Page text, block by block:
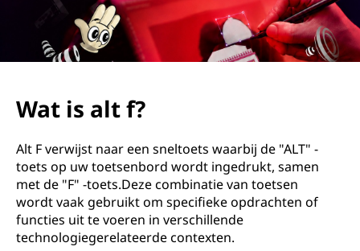
Meer informatie
Wat is alt f?
Alt F verwijst naar een sneltoets waarbij de "ALT" -
toets op uw toetsenbord wordt ingedrukt, samen
met de "F" -toets.Deze combinatie van toetsen
wordt vaak gebruikt om specifieke opdrachten of
functies uit te voeren in verschillende
technologiegerelateerde contexten.